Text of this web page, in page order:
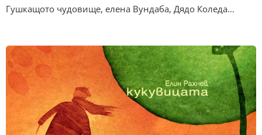
Гушкащото чудовище, елена Вундаба, Дядо Коледа…